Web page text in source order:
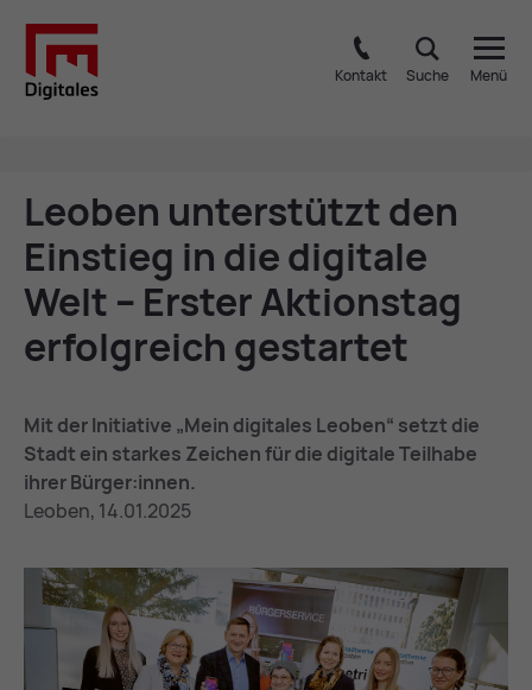
Kontakt Suche Menü
Leo­ben un­ter­stützt den
Ein­stieg in die di­gi­ta­le
Welt – Ers­ter Ak­ti­ons­tag
er­folg­reich ge­star­tet
Mit der Initiative „Mein digitales Leoben“ setzt die
Stadt ein starkes Zeichen für die digitale Teilhabe
ihrer Bürger:innen.
Leoben, 14.01.2025